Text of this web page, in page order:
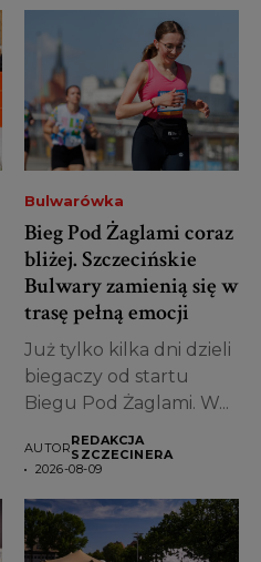
Bulwarówka
Bieg Pod Żaglami coraz
bliżej. Szczecińskie
Bulwary zamienią się w
trasę pełną emocji
Już tylko kilka dni dzieli
biegaczy od startu
Biegu Pod Żaglami. W...
AUTORREDAKCJA
SZCZECINERA
2026-08-09